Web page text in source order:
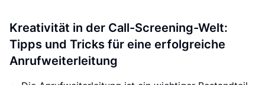
Kreativität in der Call-Screening-Welt:
Tipps und Tricks für eine erfolgreiche
Anrufweiterleitung